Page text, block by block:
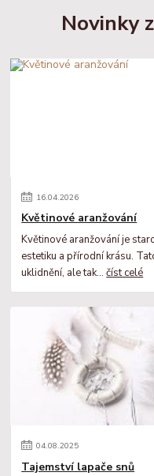
Novinky
16.04.2026
Květinové aranžování
Květinové aranžování je
estetiku a přírodní krásu.
uklidnění, ale tak...číst celé
04.08.2025
Tajemství lapače snů